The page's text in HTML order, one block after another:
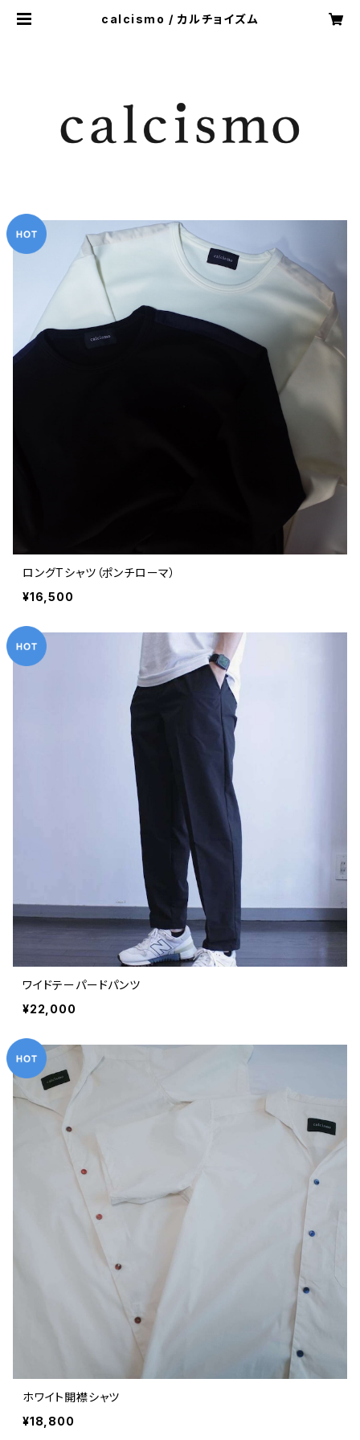
calcismo / カルチョイズム
ロングTシャツ（ポンチローマ）
¥16,500
ワイドテーパードパンツ
¥22,000
ホワイト開襟シャツ
¥18,800